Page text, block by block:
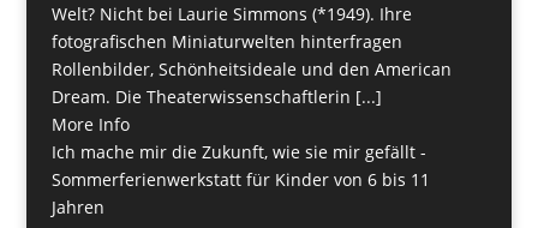
Welt? Nicht bei Laurie Simmons (*1949). Ihre
fotografischen Miniaturwelten hinterfragen
Rollenbilder, Schönheitsideale und den American
Dream. Die Theaterwissenschaftlerin [...]
More Info
Ich mache mir die Zukunft, wie sie mir gefällt -
Sommerferienwerkstatt für Kinder von 6 bis 11
Jahren